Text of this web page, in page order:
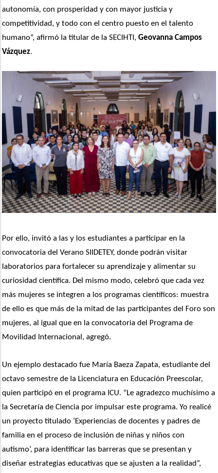
autonomía, con prosperidad y con mayor justicia y
competitividad, y todo con el centro puesto en el talento
humano”, afirmó la titular de la SECIHTI, Geovanna Campos
Vázquez.
Por ello, invitó a las y los estudiantes a participar en la
convocatoria del Verano SIIDETEY, donde podrán visitar
laboratorios para fortalecer su aprendizaje y alimentar su
curiosidad científica. Del mismo modo, celebró que cada vez
más mujeres se integren a los programas científicos: muestra
de ello es que más de la mitad de las participantes del Foro son
mujeres, al igual que en la convocatoria del Programa de
Movilidad Internacional, agregó.
Un ejemplo destacado fue María Baeza Zapata, estudiante del
octavo semestre de la Licenciatura en Educación Preescolar,
quien participó en el programa ICU. “Le agradezco muchísimo a
la Secretaría de Ciencia por impulsar este programa. Yo realicé
un proyecto titulado ‘Experiencias de docentes y padres de
familia en el proceso de inclusión de niñas y niños con
autismo’, para identificar las barreras que se presentan y
diseñar estrategias educativas que se ajusten a la realidad”,